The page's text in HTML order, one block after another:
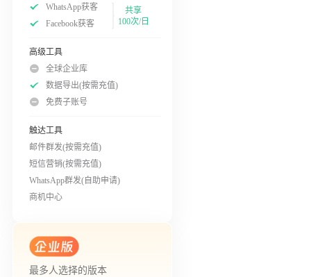
WhatsApp获客
Facebook获客
共享
100次/日
高级工具
全球企业库
数据导出(按需充值)
免费子账号
触达工具
邮件群发(按需充值)
短信营销(按需充值)
WhatsApp群发(自助申请)
商机中心
最多人选择的版本